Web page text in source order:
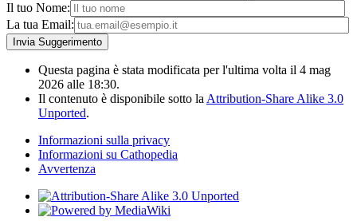
Il tuo Nome:
La tua Email:
Questa pagina è stata modificata per l'ultima volta il 4 mag
2026 alle 18:30.
Il contenuto è disponibile sotto la Attribution-Share Alike 3.0
Unported.
Informazioni sulla privacy
Informazioni su Cathopedia
Avvertenza